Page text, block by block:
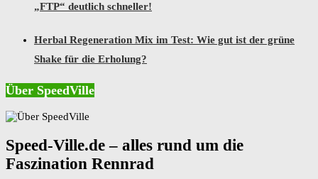
„FTP“ deutlich schneller!
Herbal Regeneration Mix im Test: Wie gut ist der grüne
Shake für die Erholung?
Über SpeedVille
Speed-Ville.de – alles rund um die
Faszination Rennrad